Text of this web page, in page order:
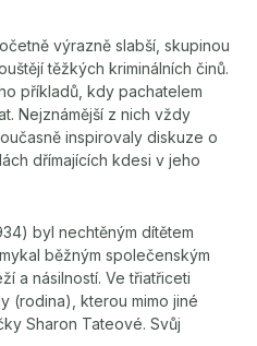
výrazně slabší, skupinou
těžkých kriminálních činů.
příkladů, kdy pachatelem
Nejznámější z nich vždy
inspirovaly diskuze o
dřímajících kdesi v jeho
byl nechtěným dítětem
běžným společenským
a násilností. Ve třiatřiceti
(rodina), kterou mimo jiné
Sharon Tateové. Svůj